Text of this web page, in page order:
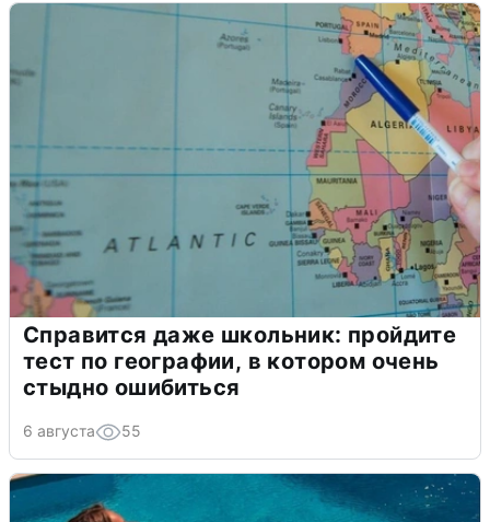
Справится даже школьник: пройдите
тест по географии, в котором очень
стыдно ошибиться
6 августа 55